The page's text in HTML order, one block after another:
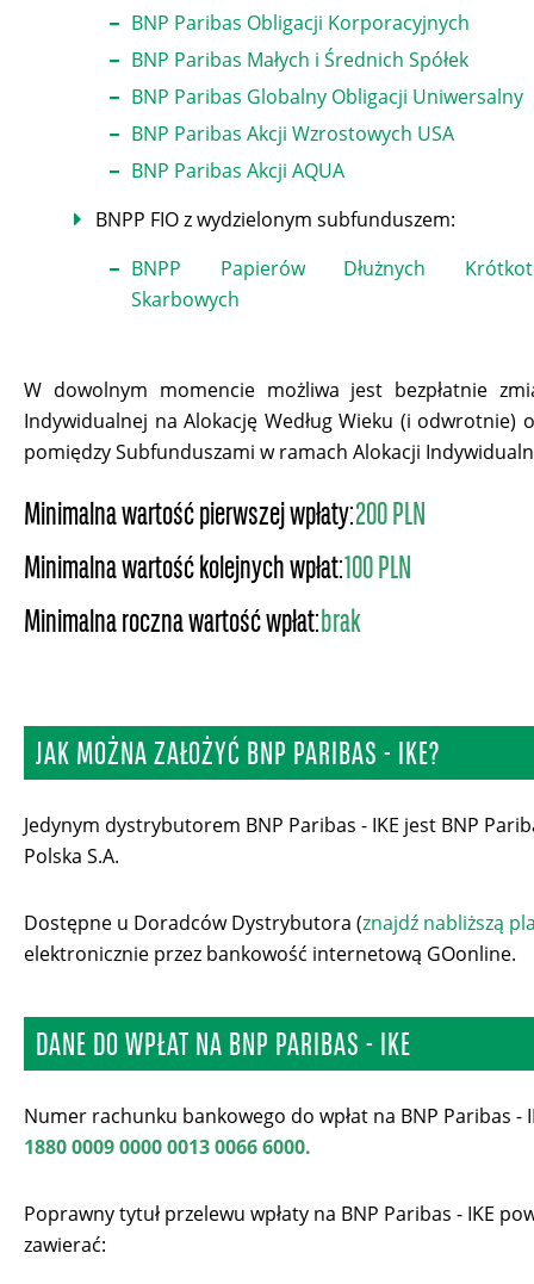
BNP Paribas Obligacji Korporacyjnych
BNP Paribas Małych i Średnich Spółek
BNP Paribas Globalny Obligacji Uniwersalny
BNP Paribas Akcji Wzrostowych USA
BNP Paribas Akcji AQUA
BNPP FIO z wydzielonym subfunduszem:
BNPP Papierów Dłużnych
Skarbowych
W dowolnym momencie możliwa jest bezpłatnie
Indywidualnej na Alokację Według Wieku (i odwrotnie)
pomiędzy Subfunduszami w ramach Alokacji
Minimalna wartość pierwszej wpłaty:200 PLN
Minimalna wartość kolejnych wpłat:100 PLN
Minimalna roczna wartość wpłat:brak
JAK MOŻNA ZAŁOŻYĆ BNP PARIBAS - IKE?
Jedynym dystrybutorem BNP Paribas - IKE jest BNP
Polska S.A.
Dostępne u Doradców Dystrybutora (znajdź nabliższą
elektronicznie przez bankowość internetową GOonline.
DANE DO WPŁAT NA BNP PARIBAS - IKE
Numer rachunku bankowego do wpłat na BNP Paribas -
1880 0009 0000 0013 0066 6000.
Poprawny tytuł przelewu wpłaty na BNP Paribas - IKE
zawierać: